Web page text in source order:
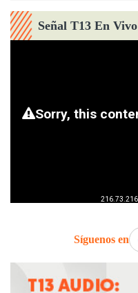
Señal T13 En Vivo
Síguenos en